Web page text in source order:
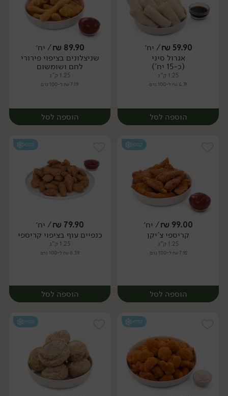
יח׳ יח׳
59.90
₪/ יח׳
אגרול סיני
(כ-15 יח')
1.25 ק"ג
4.79 ₪ ל-100 גרם
הוספה לסל
יח׳
89.90
₪/ יח׳
שניצלונים בציפוי פירורי
לחם ושומשום
1.25 ק"ג
7.19 ₪ ל-100 גרם
הוספה לסל
יח׳
קפוא
99.00
₪/ יח׳
קריספי צ'יקן
1.25 ק"ג
7.92 ₪ ל-100 גרם
הוספה לסל
קפוא
79.90
₪/ יח׳
כנפיים עוף בציפוי קריספי
1.25 ק"ג
6.39 ₪ ל-100 גרם
הוספה לסל
קפוא קפוא